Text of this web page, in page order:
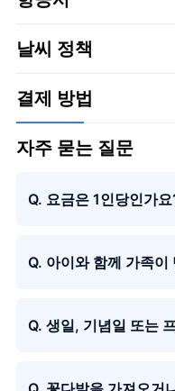
100 송이의 장미 꽃다발
40 송이의 장미 꽃다발
108 송이의 장미 꽃다발
날씨 정책
결제 방법
자주 묻는 질문
Q. 요금은 1인당인가
Q. 아이와 함께 가족이
Q. 생일, 기념일 또는